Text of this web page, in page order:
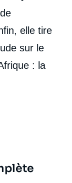
elle tire
sur le
: la